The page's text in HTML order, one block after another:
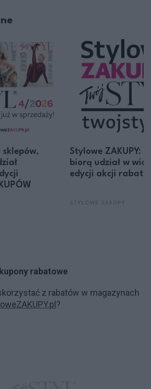
sklepów,
Stylowe ZAKUPY:
biorą udział w
edycji akcji
rabatowe
z rabatów w magazynach
?